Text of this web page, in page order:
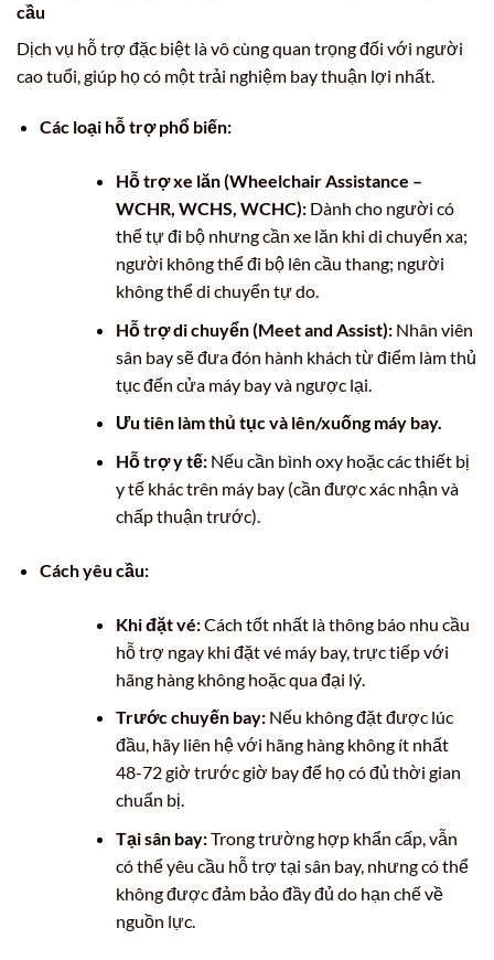
cầu
Dịch vụ hỗ trợ đặc biệt là vô cùng quan trọng đối với người
cao tuổi, giúp họ có một trải nghiệm bay thuận lợi nhất.
Các loại hỗ trợ phổ biến:
Hỗ trợ xe lăn (Wheelchair Assistance –
WCHR, WCHS, WCHC):Dành cho người có
thể tự đi bộ nhưng cần xe lăn khi di chuyển xa;
người không thể đi bộ lên cầu thang; người
không thể di chuyển tự do.
Hỗ trợ di chuyển (Meet and Assist):Nhân viên
sân bay sẽ đưa đón hành khách từ điểm làm thủ
tục đến cửa máy bay và ngược lại.
Ưu tiên làm thủ tục và lên/xuống máy bay.
Hỗ trợ y tế:Nếu cần bình oxy hoặc các thiết bị
y tế khác trên máy bay (cần được xác nhận và
chấp thuận trước).
Cách yêu cầu:
Khi đặt vé:Cách tốt nhất là thông báo nhu cầu
hỗ trợ ngay khi đặt vé máy bay, trực tiếp với
hãng hàng không hoặc qua đại lý.
Trước chuyến bay:Nếu không đặt được lúc
đầu, hãy liên hệ với hãng hàng không ít nhất
48-72 giờ trước giờ bay để họ có đủ thời gian
chuẩn bị.
Tại sân bay:Trong trường hợp khẩn cấp, vẫn
có thể yêu cầu hỗ trợ tại sân bay, nhưng có thể
không được đảm bảo đầy đủ do hạn chế về
nguồn lực.